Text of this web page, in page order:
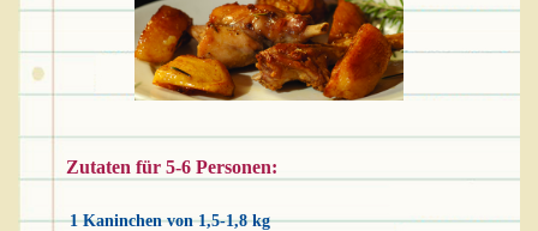
Zutaten für 5-6 Personen:
1 Kaninchen von 1,5-1,8 kg